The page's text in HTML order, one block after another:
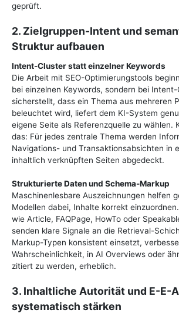
geprüft.
2. Zielgruppen-Intent und
Struktur aufbauen
Intent-Cluster statt einzelner Keywords
Die Arbeit mit SEO-Optimierungstools
bei einzelnen Keywords, sondern bei
sicherstellt, dass ein Thema aus mehreren
beleuchtet wird, liefert dem KI-System
eigene Seite als Referenzquelle zu wählen.
das: Für jedes zentrale Thema werden
Navigations- und Transaktionsabsichten in
inhaltlich verknüpften Seiten abgedeckt.
Strukturierte Daten und Schema-Markup
Maschinenlesbare Auszeichnungen helfen
Modellen dabei, Inhalte korrekt
wie Article, FAQPage, HowTo oder
senden klare Signale an die Retrieval-
Markup-Typen konsistent einsetzt,
Wahrscheinlichkeit, in AI Overviews oder
zitiert zu werden, erheblich.
3. Inhaltliche Autorität und E-E-
systematisch stärken